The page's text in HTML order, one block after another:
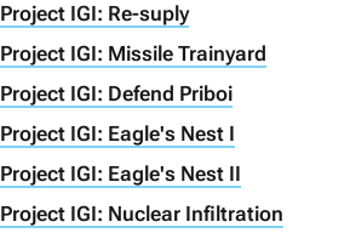
Project IGI: Re-suply
Project IGI: Missile Trainyard
Project IGI: Defend Priboi
Project IGI: Eagle's Nest I
Project IGI: Eagle's Nest II
Project IGI: Nuclear Infiltration